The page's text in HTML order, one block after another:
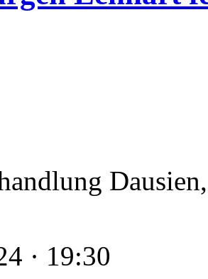
· 19:30